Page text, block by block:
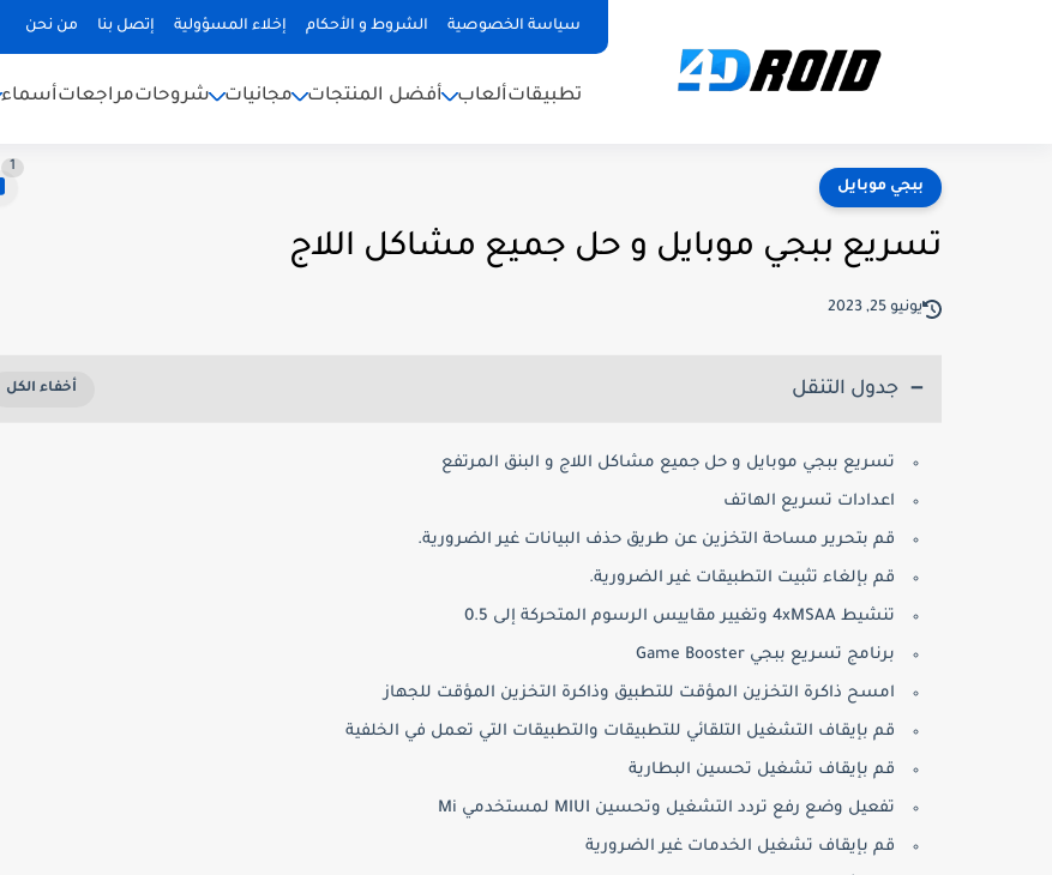
سياسة الخصوصية الشروط و الأحكام إخلاء المسؤولية إتصل بنا من نحن
تطبيقاتألعاب أفضل المنتجات مجانيات شروحاتمراجعاتأسماء
ببجي موبايل
1
تسريع ببجي موبايل و حل جميع مشاكل اللاج
يونيو 25, 2023
جدول التنقل
تسريع ببجي موبايل و حل جميع مشاكل اللاج و البنق المرتفع
اعدادات تسريع الهاتف
قم بتحرير مساحة التخزين عن طريق حذف البيانات غير الضرورية.
قم بإلغاء تثبيت التطبيقات غير الضرورية.
تنشيط 4xMSAA وتغيير مقاييس الرسوم المتحركة إلى 0.5
برنامج تسريع ببجي Game Booster
امسح ذاكرة التخزين المؤقت للتطبيق وذاكرة التخزين المؤقت للجهاز
قم بإيقاف التشغيل التلقائي للتطبيقات والتطبيقات التي تعمل في الخلفية
قم بإيقاف تشغيل تحسين البطارية
تفعيل وضع رفع تردد التشغيل وتحسين MIUI لمستخدمي Mi
قم بإيقاف تشغيل الخدمات غير الضرورية